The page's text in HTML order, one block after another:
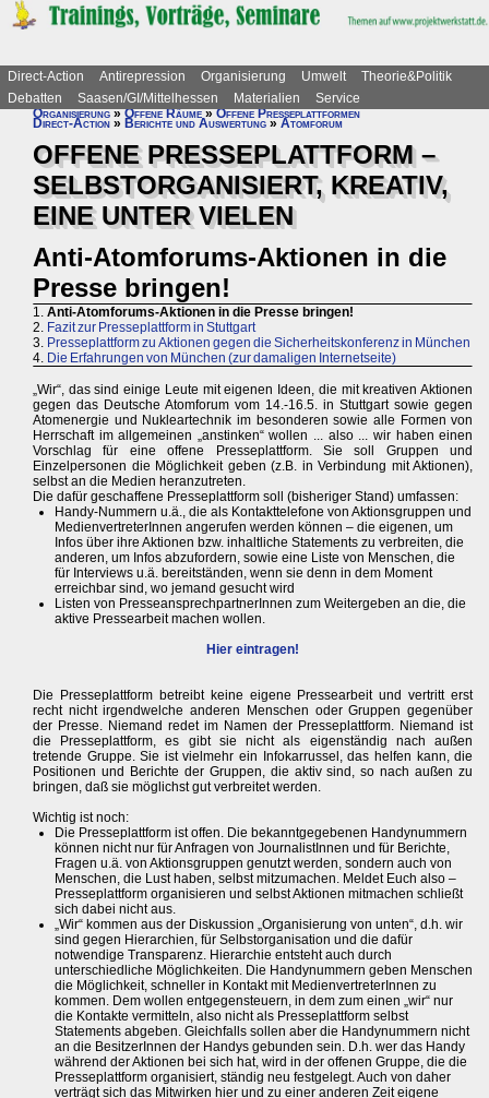
Direct-Action Antirepression Organisierung Umwelt
Theorie&Politik
Debatten
Saasen/GI/Mittelhessen Materialien
Service
Organisierung»Offene Räume»Offene Presseplattformen
Direct-Action » Berichte und Auswertung » Atomforum
OFFENE PRESSEPLATTFORM –
SELBSTORGANISIERT, KREATIV,
EINE UNTER VIELEN
Anti-Atomforums-Aktionen in die
Presse bringen!
1. Anti-Atomforums-Aktionen in die Presse bringen!
2. Fazit zur Presseplattform in Stuttgart
3. Presseplattform zu Aktionen gegen die Sicherheitskonferenz in München
4. Die Erfahrungen von München (zur damaligen Internetseite)
„Wir“, das sind einige Leute mit eigenen Ideen, die mit kreativen Aktionen
gegen das Deutsche Atomforum vom 14.-16.5. in Stuttgart sowie gegen
Atomenergie und Nukleartechnik im besonderen sowie alle Formen von
Herrschaft im allgemeinen „anstinken“ wollen ... also ... wir haben einen
Vorschlag für eine offene Presseplattform. Sie soll Gruppen und
Einzelpersonen die Möglichkeit geben (z.B. in Verbindung mit Aktionen),
selbst an die Medien heranzutreten.
Die dafür geschaffene Presseplattform soll (bisheriger Stand) umfassen:
Handy-Nummern u.ä., die als Kontakttelefone von Aktionsgruppen und
MedienvertreterInnen angerufen werden können – die eigenen, um
Infos über ihre Aktionen bzw. inhaltliche Statements zu verbreiten, die
anderen, um Infos abzufordern, sowie eine Liste von Menschen, die
für Interviews u.ä. bereitständen, wenn sie denn in dem Moment
erreichbar sind, wo jemand gesucht wird
Listen von PresseansprechpartnerInnen zum Weitergeben an die, die
aktive Pressearbeit machen wollen.
Hier eintragen!
Die Presseplattform betreibt keine eigene Pressearbeit und vertritt erst
recht nicht irgendwelche anderen Menschen oder Gruppen gegenüber
der Presse. Niemand redet im Namen der Presseplattform. Niemand ist
die Presseplattform, es gibt sie nicht als eigenständig nach außen
tretende Gruppe. Sie ist vielmehr ein Infokarrussel, das helfen kann, die
Positionen und Berichte der Gruppen, die aktiv sind, so nach außen zu
bringen, daß sie möglichst gut verbreitet werden.
Wichtig ist noch:
Die Presseplattform ist offen. Die bekanntgegebenen Handynummern
können nicht nur für Anfragen von JournalistInnen und für Berichte,
Fragen u.ä. von Aktionsgruppen genutzt werden, sondern auch von
Menschen, die Lust haben, selbst mitzumachen. Meldet Euch also –
Presseplattform organisieren und selbst Aktionen mitmachen schließt
sich dabei nicht aus.
„Wir“ kommen aus der Diskussion „Organisierung von unten“, d.h. wir
sind gegen Hierarchien, für Selbstorganisation und die dafür
notwendige Transparenz. Hierarchie entsteht auch durch
unterschiedliche Möglichkeiten. Die Handynummern geben Menschen
die Möglichkeit, schneller in Kontakt mit MedienvertreterInnen zu
kommen. Dem wollen entgegensteuern, in dem zum einen „wir“ nur
die Kontakte vermitteln, also nicht als Presseplattform selbst
Statements abgeben. Gleichfalls sollen aber die Handynummern nicht
an die BesitzerInnen der Handys gebunden sein. D.h. wer das Handy
während der Aktionen bei sich hat, wird in der offenen Gruppe, die die
Presseplattform organisiert, ständig neu festgelegt. Auch von daher
verträgt sich das Mitwirken hier und zu einer anderen Zeit eigene